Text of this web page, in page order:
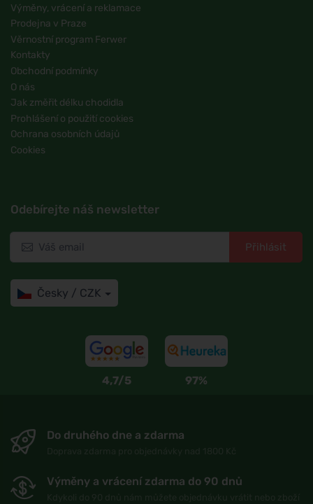
Výměny, vrácení a reklamace
Prodejna v Praze
Věrnostní program Ferwer
Kontakty
Obchodní podmínky
O nás
Jak změřit délku chodidla
Prohlášení o použití cookies
Ochrana osobních údajů
Cookies
Odebírejte náš newsletter
Přihlásit
Česky / CZK
4,7/5 97%
Do druhého dne a zdarma
Výměny a vrácení zdarma do 90 dnů